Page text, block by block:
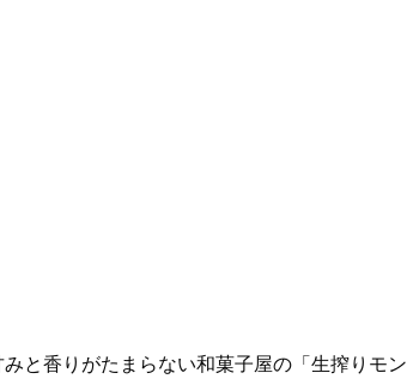
と香りがたまらない和菓子屋の「生搾りモン